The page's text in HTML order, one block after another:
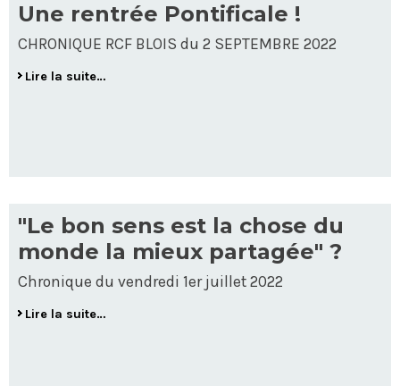
Une rentrée Pontificale !
CHRONIQUE RCF BLOIS du 2 SEPTEMBRE 2022
Lire la suite…
"Le bon sens est la chose du
monde la mieux partagée" ?
Chronique du vendredi 1er juillet 2022
Lire la suite…